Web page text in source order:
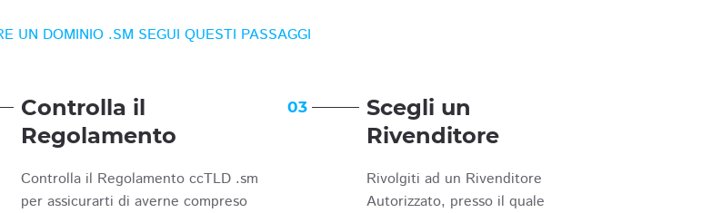
UN DOMINIO .SM SEGUI QUESTI PASSAGGI
Controlla il
Regolamento
Controlla il Regolamento ccTLD .sm
per assicurarti di averne compreso
03
Scegli un
Rivenditore
Rivolgiti ad un Rivenditore
Autorizzato, presso il quale